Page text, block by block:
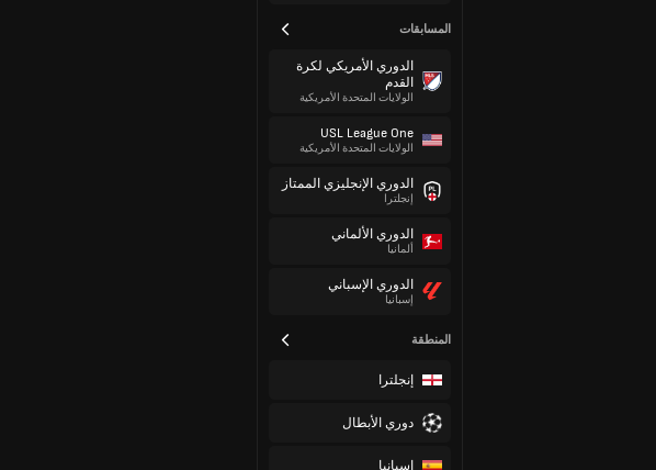
المسابقات
الدوري الأمريكي لكرة
القدم
الولايات المتحدة الأمريكية
USL League One
الولايات المتحدة الأمريكية
الدوري الإنجليزي الممتاز
إنجلترا
الدوري الألماني
ألمانيا
الدوري الإسباني
إسبانيا
المنطقة
إنجلترا
دوري الأبطال
إسبانيا